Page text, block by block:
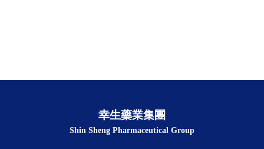
幸生藥業集團
Shin Sheng Pharmaceutical Group